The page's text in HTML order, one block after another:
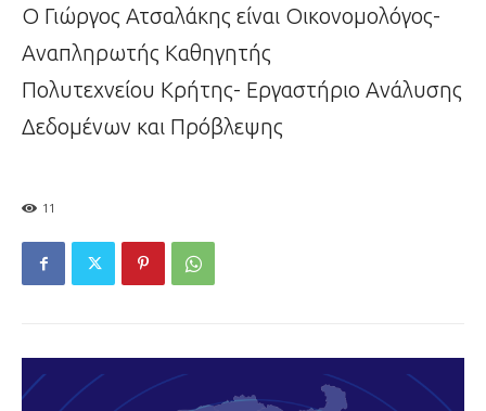
Ο Γιώργος Ατσαλάκης είναι Οικονομολόγος-
Αναπληρωτής Καθηγητής
Πολυτεχνείου Κρήτης- Εργαστήριο Ανάλυσης
Δεδομένων και Πρόβλεψης
11